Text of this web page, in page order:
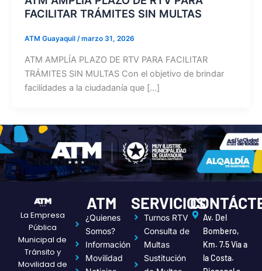
FACILITAR TRÁMITES SIN MULTAS
ATM Guayaquil /marzo 31, 2026
ATM AMPLÍA PLAZO DE RTV PARA FACILITAR
TRÁMITES SIN MULTAS Con el objetivo de brindar
facilidades a la ciudadanía que […]
La Empresa
Pública
Municipal de
Tránsito y
Movilidad de
ATM
¿Quienes
Somos?
Información
Movilidad
SERVICIOS
Turnos RTV
Consulta de
Multas
Sustitución
Av. Del
Bombero,
Km. 7.5 Vía a
la Costa.